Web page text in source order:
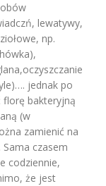
lewatywy,
np.
jednak po
bakteryjną
(w
zamienić na
czasem
codziennie,
że jest